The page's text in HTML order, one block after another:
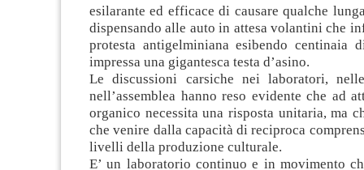
esilarante ed efficace di causare qualche
dispensando alle auto in attesa volantini che
protesta antigelminiana esibendo centinaia
impressa una gigantesca testa d’asino.
Le discussioni carsiche nei laboratori,
nell’assemblea hanno reso evidente che ad
organico necessita una risposta unitaria, ma
che venire dalla capacità di reciproca
livelli della produzione culturale.
E’ un laboratorio continuo e in movimento